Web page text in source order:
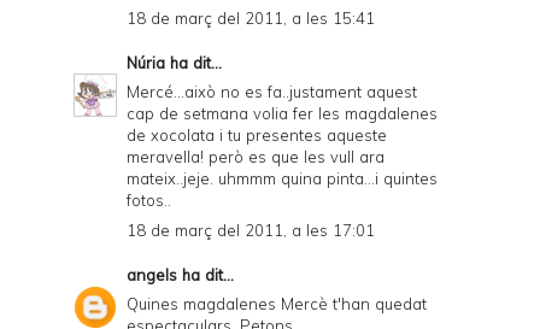
18 de març del 2011, a les 15:41
Núria ha dit...
Mercé...això no es fa..justament aquest
cap de setmana volia fer les magdalenes
de xocolata i tu presentes aqueste
meravella! però es que les vull ara
mateix..jeje. uhmmm quina pinta...i quintes
fotos..
18 de març del 2011, a les 17:01
angels ha dit...
Quines magdalenes Mercè t'han quedat